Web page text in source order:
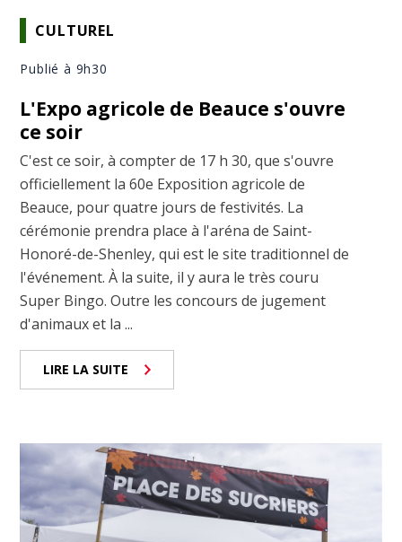
CULTUREL
Publié à 9h30
L'Expo agricole de Beauce s'ouvre
ce soir
C'est ce soir, à compter de 17 h 30, que s'ouvre
officiellement la 60e Exposition agricole de
Beauce, pour quatre jours de festivités. La
cérémonie prendra place à l'aréna de Saint-
Honoré-de-Shenley, qui est le site traditionnel de
l'événement. À la suite, il y aura le très couru
Super Bingo. Outre les concours de jugement
d'animaux et la ...
LIRE LA SUITE